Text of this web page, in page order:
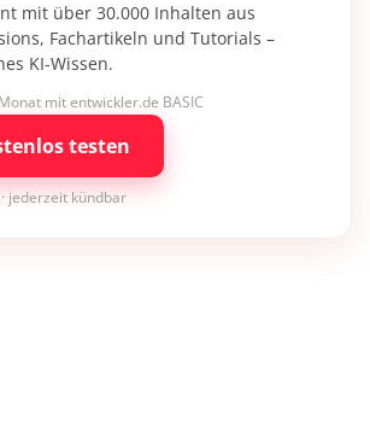
mit über 30.000 Inhalten aus
Fachartikeln und Tutorials –
KI-Wissen.
mit entwickler.de BASIC
testen
jederzeit kündbar